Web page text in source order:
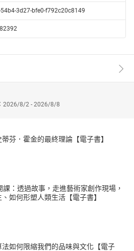
。書中詳細分析了士氣崩潰的心理
潰到習得性無助，每一個情緒裂縫，都
理支撐瓦解，戰力瞬間歸零。
本書指出「我們原本是正義的」這種
當群體無法再相信過去的敘事，戰後
與和解、德國的歷史教育、以色列的
範式交鋒於一個核心問題：「仇恨能
風險最深刻的預警。
但人心中的戰場卻可能永無止息。本
何甘願赴死、領袖如何煽動信仰、政
的潰堤瞬間到全民情緒的被動員機
心理劇本，直指現代社會最沉默卻最
3d27-bfe0-f792c20c8149
2026/8/2 - 2026/8/8
芬．霍金的最終理論【電子書】
課：透過故事，走進藝術家創作現場，
如何形塑人類生活【電子書】
法如何限縮我們的品味與文化【電子